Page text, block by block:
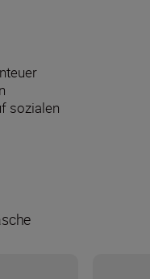
sozialen